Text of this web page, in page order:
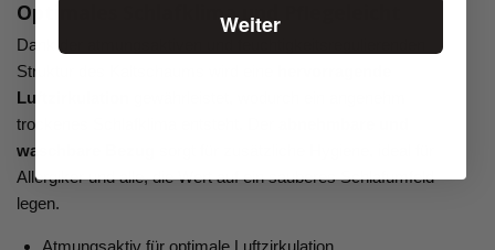
Optimales Schlafklima und Pflegeleicht
Dank der atmungsaktiven und feuchtigkeitsregulierenden
Struktur des Kaltschaums wird eine
Luftzirkulation
trockenes Schlafklima entsteht. Der
waschbare Bezug
Allergiker und alle, die Wert auf ein sauberes Schlafumfeld
legen.
Atmungsaktiv für optimale Luftzirkulation
Weiter